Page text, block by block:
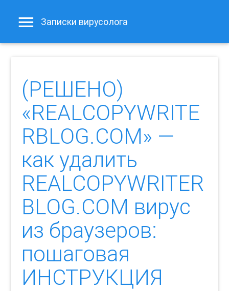
Записки вирусолога
(РЕШЕНО)
«REALCOPYWRITE
RBLOG.COM» —
как удалить
REALCOPYWRITER
BLOG.COM вирус
из браузеров:
пошаговая
ИНСТРУКЦИЯ